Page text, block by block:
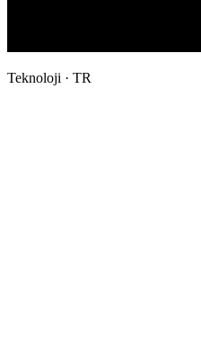
Teknoloji · TR